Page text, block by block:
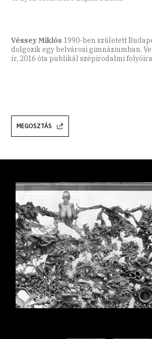
Véssey Miklós 1990-ben született
dolgozik egy belvárosi gimnáziumban.
ír, 2016 óta publikál szépirodalmi
MEGOSZTÁS